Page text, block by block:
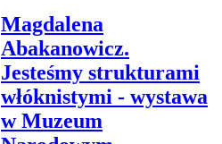
Magdalena
Abakanowicz.
Jesteśmy strukturami
włóknistymi - wystawa
w Muzeum